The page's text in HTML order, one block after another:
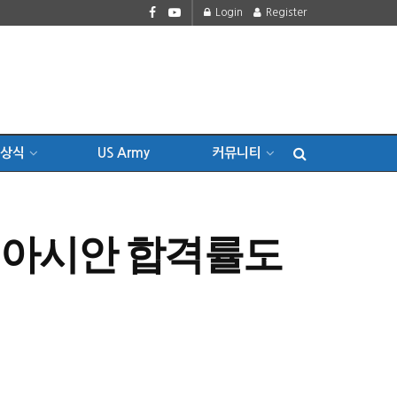
Login Register
식 US Army 커뮤니티
시안 합격률도